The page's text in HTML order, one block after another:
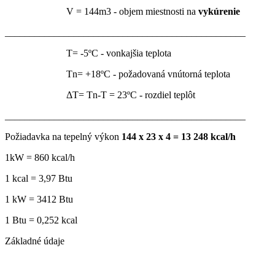
V = 144m3 - objem miestnosti na vykúrenie
T= -5ºC - vonkajšia teplota
Tn= +18ºC - požadovaná vnútorná teplota
ΔT= Tn-T = 23ºC - rozdiel teplôt
Požiadavka na tepelný výkon 144 x 23 x 4 = 13 248 kcal/h
1kW = 860 kcal/h
1 kcal = 3,97 Btu
1 kW = 3412 Btu
1 Btu = 0,252 kcal
Základné údaje